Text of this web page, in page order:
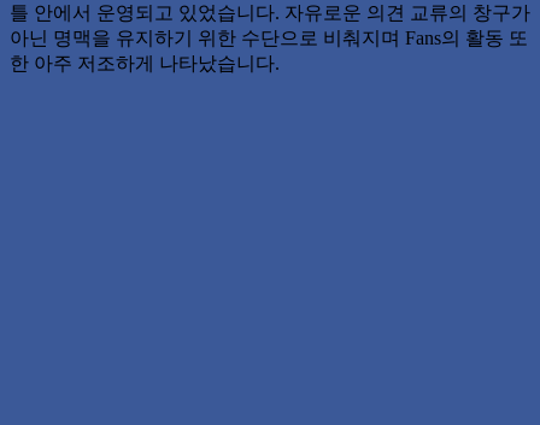
틀 안에서 운영되고 있었습니다. 자유로운 의견 교류의 창구가
아닌 명맥을 유지하기 위한 수단으로 비춰지며 Fans의 활동 또
한 아주 저조하게 나타났습니다.